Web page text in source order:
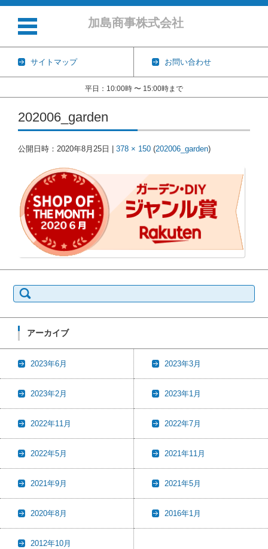
加島商事株式会社
サイトマップ お問い合わせ
平日：10:00時 〜 15:00時まで
コンテンツに移動
202006_garden
公開日時： 2020年8月25日 378 × 150 (202006_garden)
索:
アーカイブ
2023年6月 2023年3月
2023年2月 2023年1月
2022年11月 2022年7月
2022年5月 2021年11月
2021年9月 2021年5月
2020年8月 2016年1月
2012年10月